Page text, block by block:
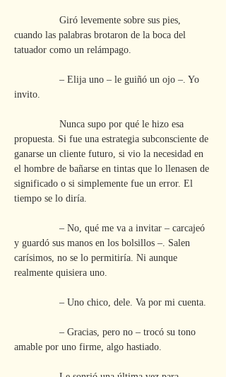
cuando las palabras brotaron de la boca del
tatuador como un relámpago.
invito.
propuesta. Si fue una estrategia subconsciente de
ganarse un cliente futuro, si vio la necesidad en
el hombre de bañarse en tintas que lo llenasen de
significado o si simplemente fue un error. El
tiempo se lo diría.
y guardó sus manos en los bolsillos –. Salen
carísimos, no se lo permitiría. Ni aunque
realmente quisiera uno.
                – Uno chico, dele. Va por mi cuenta.
amable por uno firme, algo hastiado.